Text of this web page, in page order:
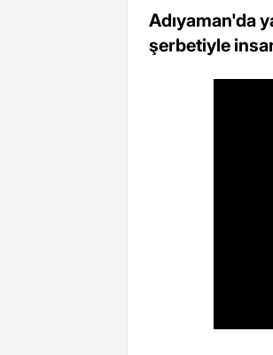
Adıyaman'da
şerbetiyle